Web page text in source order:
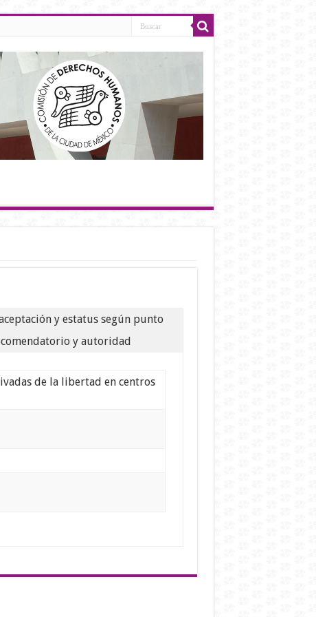
y estatus según punto
y autoridad
de la libertad en centros